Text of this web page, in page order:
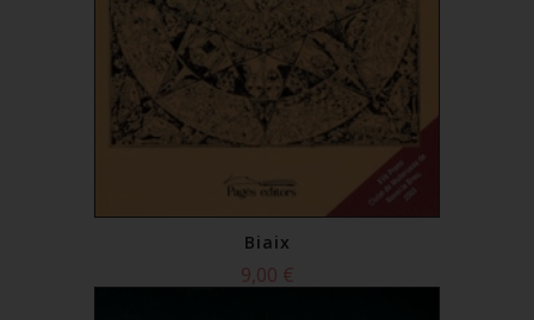
Biaix
9,00 €